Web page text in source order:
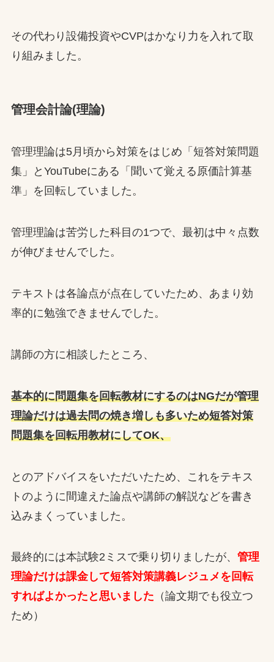
その代わり設備投資やCVPはかなり力を入れて取
り組みました。
管理会計論(理論)
管理理論は5月頃から対策をはじめ「短答対策問題
集」とYouTubeにある「聞いて覚える原価計算基
準」を回転していました。
管理理論は苦労した科目の1つで、最初は中々点数
が伸びませんでした。
テキストは各論点が点在していたため、あまり効
率的に勉強できませんでした。
講師の方に相談したところ、
基本的に問題集を回転教材にするのはNGだが管理
理論だけは過去問の焼き増しも多いため短答対策
問題集を回転用教材にしてOK、
とのアドバイスをいただいたため、これをテキス
トのように間違えた論点や講師の解説などを書き
込みまくっていました。
最終的には本試験2ミスで乗り切りましたが、 管理
理論だけは課金して短答対策講義レジュメを回転
すればよかったと思いました （論文期でも役立つ
ため）